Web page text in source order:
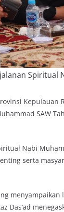
Spiritual
Kepulauan
SAW
Nabi
serta
menyampaikan
Das’ad